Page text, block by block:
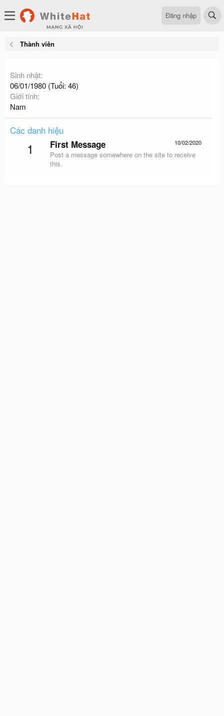
Đăng nhập
Thành viên
Sinh nhật
06/01/1980 (Tuổi: 46)
Giới tính
Nam
Các danh hiệu
1 10/02/2020
First Message
Post a message somewhere on the site to receive
this.